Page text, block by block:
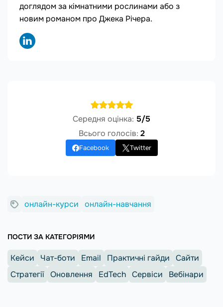
доглядом за кімнатними рослинами або з
новим романом про Джека Річера.
Середня оцінка: 5/5
Всього голосів: 2
Facebook Twitter
онлайн-курси онлайн-навчання
ПОСТИ ЗА КАТЕГОРІЯМИ
Кейси Чат-боти Email Практичні гайди
Сайти
Стратегії Оновлення EdTech Сервіси Вебінари